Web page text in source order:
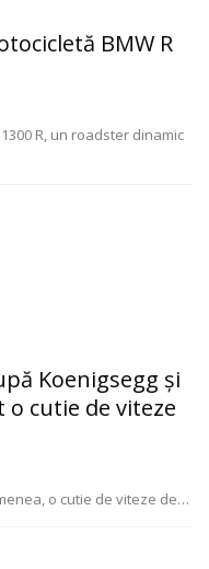
BMW R
R, un roadster dinamic
Koenigsegg și
o cutie de viteze
o cutie de viteze de…